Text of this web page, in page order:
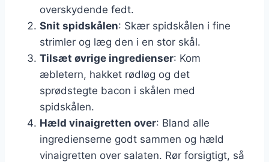
overskydende fedt.
Snit spidskålen: Skær spidskålen i fine
strimler og læg den i en stor skål.
Tilsæt øvrige ingredienser: Kom
æbletern, hakket rødløg og det
sprødstegte bacon i skålen med
spidskålen.
Hæld vinaigretten over: Bland alle
ingredienserne godt sammen og hæld
vinaigretten over salaten. Rør forsigtigt, så